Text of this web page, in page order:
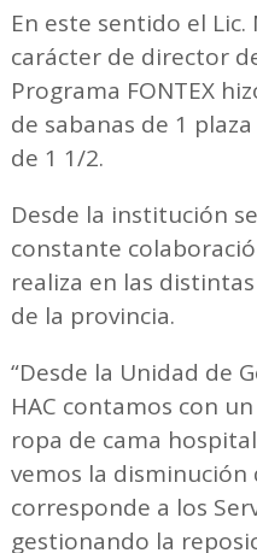
En este sentido el Lic.
carácter de director
Programa FONTEX
de sabanas de 1
de 1 1/2.
Desde la institución
constante
realiza en las
de la provincia.
“Desde la Unidad de
HAC contamos con
ropa de cama
vemos la disminución
corresponde a los
gestionando la